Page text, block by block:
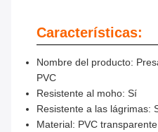
Características:
Nombre del producto:
PVC
Resistente al moho: Sí
Resistente a las lágrimas:
Material: PVC transparente